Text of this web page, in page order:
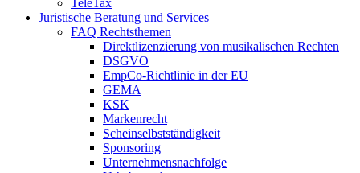
TeleTax
Juristische Beratung und Services
FAQ Rechtsthemen
Direktlizenzierung von musikalischen Rechten
DSGVO
EmpCo-Richtlinie in der EU
GEMA
KSK
Markenrecht
Scheinselbstständigkeit
Sponsoring
Unternehmensnachfolge